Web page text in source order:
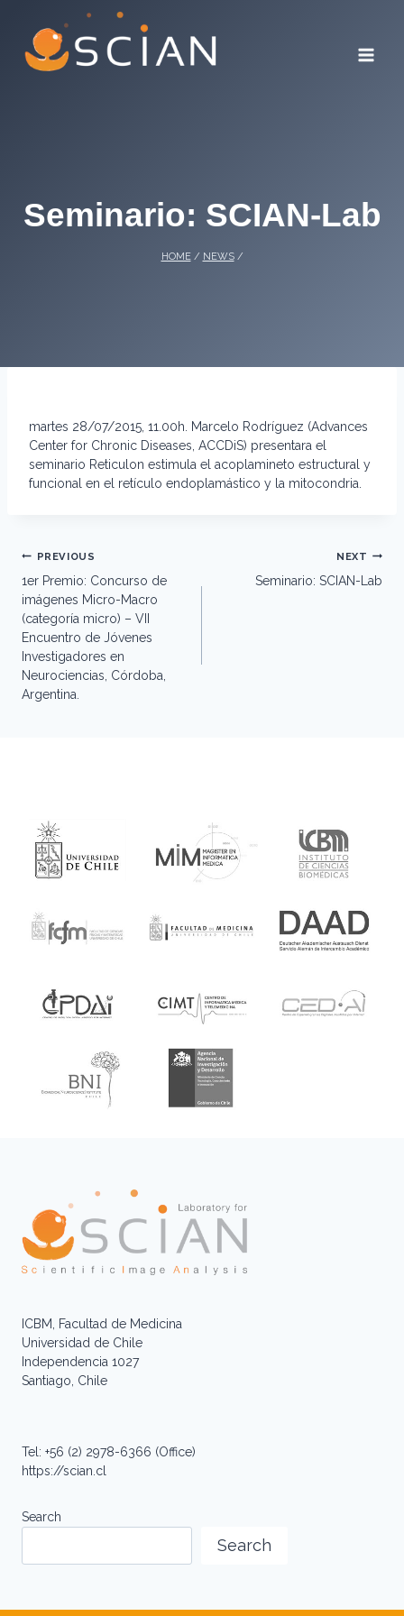
content
Seminario: SCIAN-Lab
HOME / NEWS /
martes 28/07/2015, 11.00h. Marcelo Rodríguez (Advances
Center for Chronic Diseases, ACCDiS) presentara el
seminario Reticulon estimula el acoplamineto estructural y
funcional en el retículo endoplamástico y la mitocondria.
Post
navigation
PREVIOUS
1er Premio: Concurso de
imágenes Micro-Macro
(categoría micro) – VII
Encuentro de Jóvenes
Investigadores en
Neurociencias, Córdoba,
Argentina.
NEXT
Seminario: SCIAN-Lab
ICBM, Facultad de Medicina
Universidad de Chile
Independencia 1027
Santiago, Chile
Tel: +56 (2) 2978-6366 (Office)
https://scian.cl
Search
Search